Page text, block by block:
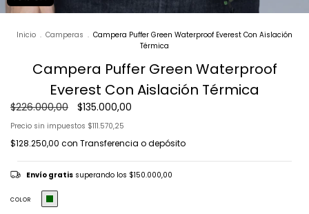
Inicio . Camperas . Campera Puffer Green Waterproof Everest Con Aislación
Térmica
Campera Puffer Green Waterproof
Everest Con Aislación Térmica
$226.000,00 $135.000,00
Precio sin impuestos $111.570,25
$128.250,00 con Transferencia o depósito
Envío gratis superando los $150.000,00
COLOR